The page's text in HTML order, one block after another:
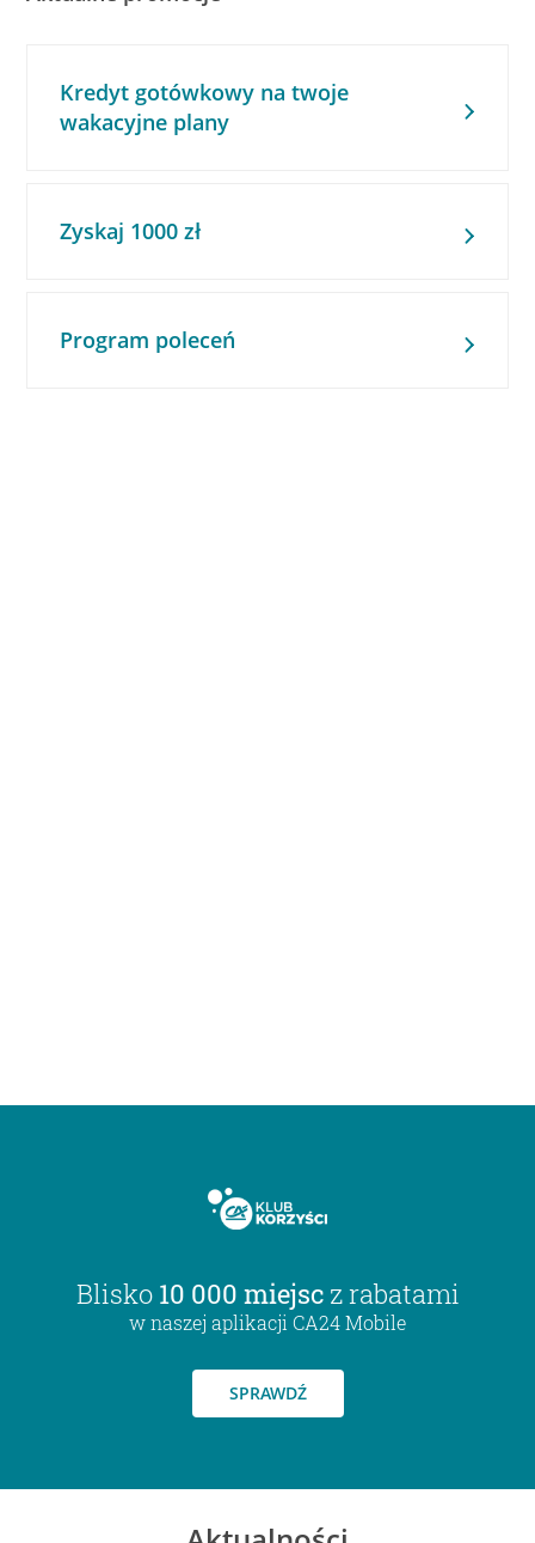
Kredyt gotówkowy na twoje
wakacyjne plany
Zyskaj 1000 zł
Program poleceń
Blisko 10 000 miejsc z rabatami
w naszej aplikacji CA24 Mobile
SPRAWDŹ